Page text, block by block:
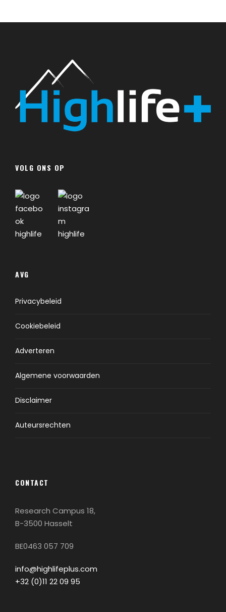
VOLG ONS OP
AVG
Privacybeleid
Cookiebeleid
Adverteren
Algemene voorwaarden
Disclaimer
Auteursrechten
CONTACT
Research Campus 18,
B-3500 Hasselt
BE0463 057 709
info@highlifeplus.com
+32 (0)11 22 09 95